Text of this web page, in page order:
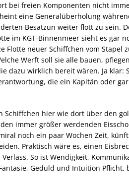
bei freien Komponenten nicht
eine Generalüberholung
Besatzun weiter flott zu sein.
im KGT-Binnenmeer sieht es gar
Flotte neuer Schiffchen vom Stapel
Werft soll sie alle bauen,
dazu wirklich bereit wären. Ja klar:
die ein Kapitän oder
hier wie dort über den
immer größer werdenden
noch ein paar Wochen Zeit,
Praktisch wäre es, einen
So ist Wendigkeit,
Geduld und Intuition Pflicht,